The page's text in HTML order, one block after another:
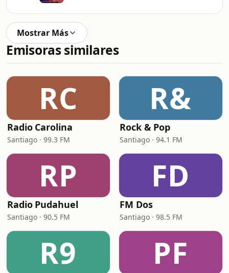
Mostrar Más
Emisoras similares
RC
Radio Carolina
Santiago · 99.3 FM
R&
Rock & Pop
Santiago · 94.1 FM
RP
Radio Pudahuel
Santiago · 90.5 FM
FD
FM Dos
Santiago · 98.5 FM
R9 PF